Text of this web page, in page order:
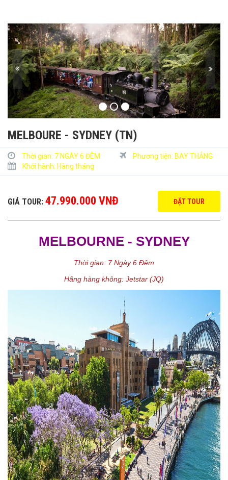
MELBOURE - SYDNEY (TN)
Thời gian: 7 NGÀY 6 ĐÊM Phương tiện: BAY THẲNG
Khởi hành: Hàng tháng
GIÁ TOUR: 47.990.000 VNĐ ĐẶT TOUR
MELBOURNE - SYDNEY
Thời gian: 7 Ngày 6 Đêm
Hãng hàng không: Jetstar (JQ)